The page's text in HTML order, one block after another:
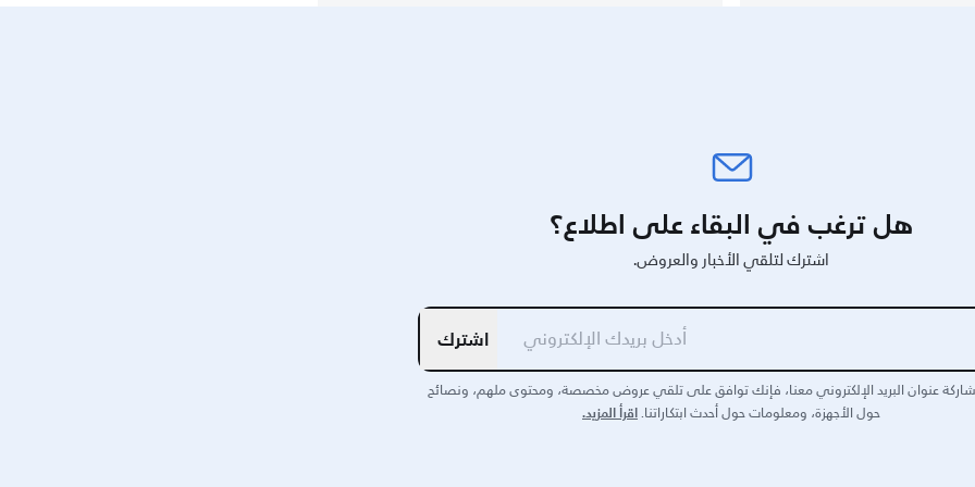
هل ترغب في البقاء على اطلاع؟
اشترك لتلقي الأخبار والعروض.
اشترك
عنوان البريد الإلكتروني معنا، فإنك توافق على تلقي عروض مخصصة، ومحتوى ملهم، ونصائح
حول الأجهزة، ومعلومات حول أحدث ابتكاراتنا.اقرأ المزيد.